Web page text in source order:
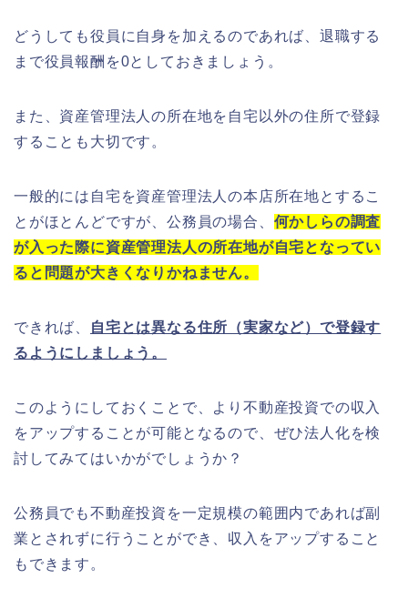
どうしても役員に自身を加えるのであれば、退職する
まで役員報酬を0としておきましょう。
また、資産管理法人の所在地を自宅以外の住所で登録
することも大切です。
一般的には自宅を資産管理法人の本店所在地とするこ
とがほとんどですが、公務員の場合、 何かしらの調査
が入った際に資産管理法人の所在地が自宅となってい
ると問題が大きくなりかねません。
できれば、
自宅とは異なる住所（実家など）で登録す
るようにしましょう。
このようにしておくことで、より不動産投資での収入
をアップすることが可能となるので、ぜひ法人化を検
討してみてはいかがでしょうか？
公務員でも不動産投資を一定規模の範囲内であれば副
業とされずに行うことができ、収入をアップすること
もできます。